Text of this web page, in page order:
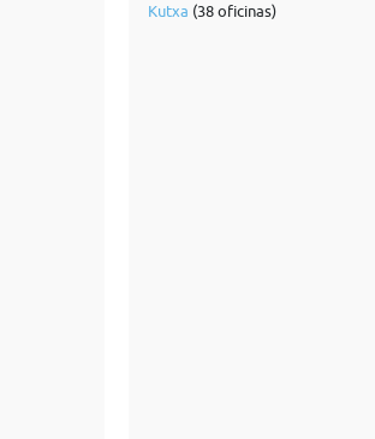
Kutxa (38 oficinas)